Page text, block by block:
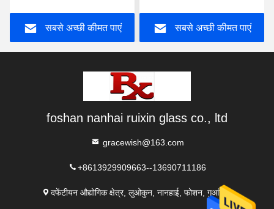
सबसे अच्छी कीमत पाएं सबसे अच्छी कीमत पाएं
foshan nanhai ruixin glass co., ltd
gracewish@163.com
+8613929909663--13690711186
दफेंटीयन औद्योगिक क्षेत्र, लुओकुन, नानहाई, फोशन, गुआंग्डोंग